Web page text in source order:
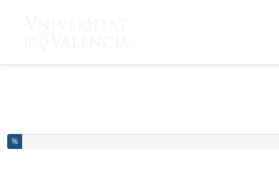
Ja ha completat el % d'aquesta enquesta
%